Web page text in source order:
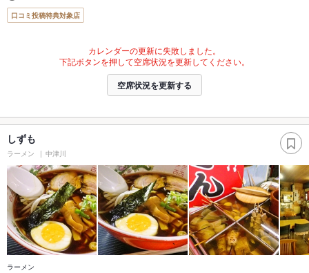
口コミ投稿特典対象店
カレンダーの更新に失敗しました。
下記ボタンを押して空席状況を更新してください。
空席状況を更新する
しずも
ラーメン 中津川
ラーメン